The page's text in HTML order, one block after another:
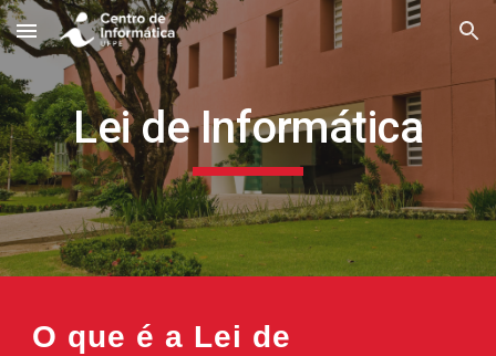
Skip to main content Skip to navigation
Lei de Informática
O que é a Lei de